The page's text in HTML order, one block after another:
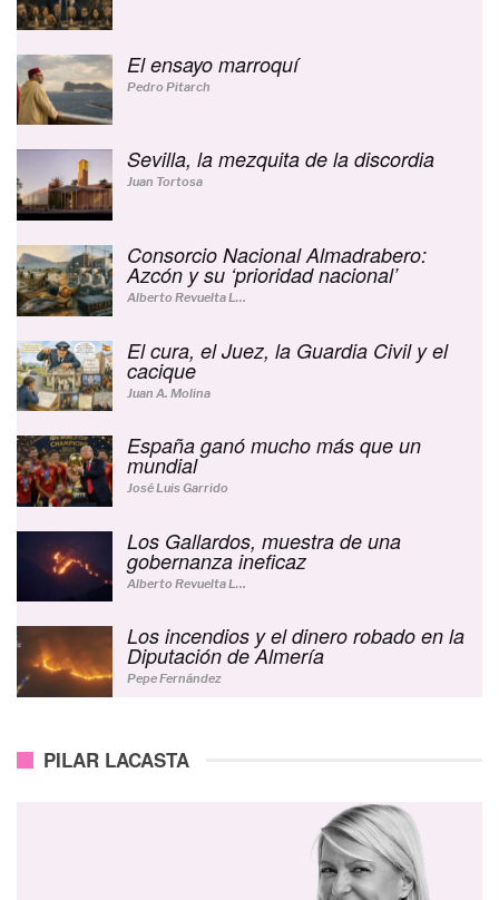
El ensayo marroquí
Pedro Pitarch
Sevilla, la mezquita de la discordia
Juan Tortosa
Consorcio Nacional Almadrabero:
Azcón y su ‘prioridad nacional’
Alberto Revuelta Lucerga
El cura, el Juez, la Guardia Civil y el
cacique
Juan A. Molina
España ganó mucho más que un
mundial
José Luis Garrido
Los Gallardos, muestra de una
gobernanza ineficaz
Alberto Revuelta Lucerga
Los incendios y el dinero robado en la
Diputación de Almería
Pepe Fernández
PILAR LACASTA